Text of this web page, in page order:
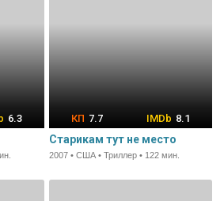
6.3 7.7 8.1
Старикам тут не место
2007 • США • Триллер • 122 мин.